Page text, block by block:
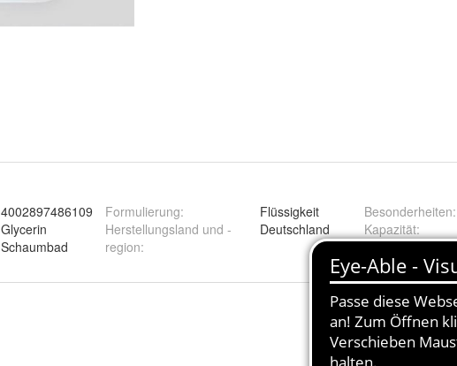
4002897486109
Glycerin
Schaumbad
Formulierung:
Flüssigkeit
Herstellungsland und -
region:
Deutschland
Besonderheiten:
Kapazität:
Duft: